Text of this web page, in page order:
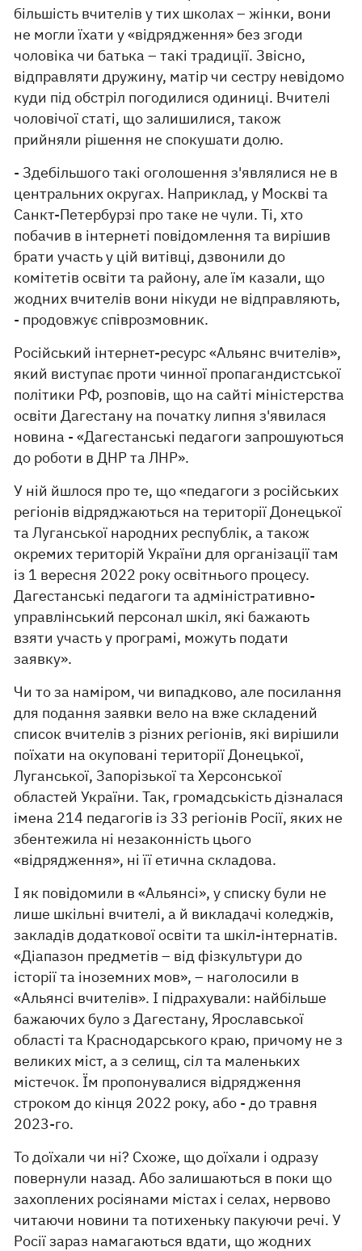
більшість вчителів у тих школах – жінки, вони
не могли їхати у «відрядження» без згоди
чоловіка чи батька – такі традиції. Звісно,
відправляти дружину, матір чи сестру невідомо
куди під обстріл погодилися одиниці. Вчителі
чоловічої статі, що залишилися, також
прийняли рішення не спокушати долю.
- Здебільшого такі оголошення з'являлися не в
центральних округах. Наприклад, у Москві та
Санкт-Петербурзі про таке не чули. Ті, хто
побачив в інтернеті повідомлення та вирішив
брати участь у цій витівці, дзвонили до
комітетів освіти та району, але їм казали, що
жодних вчителів вони нікуди не відправляють,
- продовжує співрозмовник.
Російський інтернет-ресурс «Альянс вчителів»,
який виступає проти чинної пропагандистської
політики РФ, розповів, що на сайті міністерства
освіти Дагестану на початку липня з'явилася
новина - «Дагестанські педагоги запрошуються
до роботи в ДНР та ЛНР».
У ній йшлося про те, що «педагоги з російських
регіонів відряджаються на території Донецької
та Луганської народних республік, а також
окремих територій України для організації там
із 1 вересня 2022 року освітнього процесу.
Дагестанські педагоги та адміністративно-
управлінський персонал шкіл, які бажають
взяти участь у програмі, можуть подати
заявку».
Чи то за наміром, чи випадково, але посилання
для подання заявки вело на вже складений
список вчителів з різних регіонів, які вирішили
поїхати на окуповані території Донецької,
Луганської, Запорізької та Херсонської
областей України. Так, громадськість дізналася
імена 214 педагогів із 33 регіонів Росії, яких не
збентежила ні незаконність цього
«відрядження», ні її етична складова.
І як повідомили в «Альянсі», у списку були не
лише шкільні вчителі, а й викладачі коледжів,
закладів додаткової освіти та шкіл-інтернатів.
«Діапазон предметів – від фізкультури до
історії та іноземних мов», – наголосили в
«Альянсі вчителів». І підрахували: найбільше
бажаючих було з Дагестану, Ярославської
області та Краснодарського краю, причому не з
великих міст, а з селищ, сіл та маленьких
містечок. Їм пропонувалися відрядження
строком до кінця 2022 року, або - до травня
2023-го.
То доїхали чи ні? Схоже, що доїхали і одразу
повернули назад. Або залишаються в поки що
захоплених росіянами містах і селах, нервово
читаючи новини та потихеньку пакуючи речі. У
Росії зараз намагаються вдати, що жодних